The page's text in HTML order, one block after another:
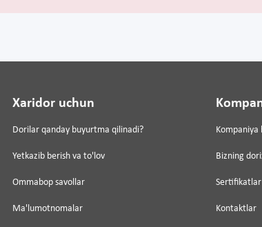
Xaridor uchun
Dorilar qanday buyurtma qilinadi?
Yetkazib berish va to'lov
Ommabop savollar
Ma'lumotnomalar
Kompaniya
Bizning
Sertifikatlar
Kontaktlar